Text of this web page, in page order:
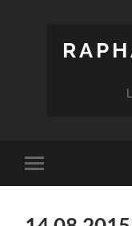
Toggle
mobile